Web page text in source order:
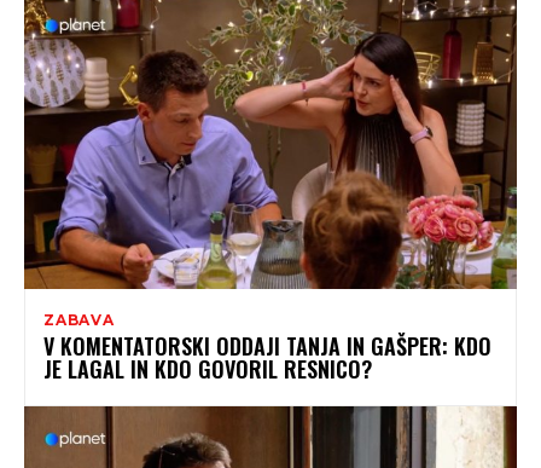
ZABAVA
V KOMENTATORSKI ODDAJI TANJA IN GAŠPER: KDO
JE LAGAL IN KDO GOVORIL RESNICO?